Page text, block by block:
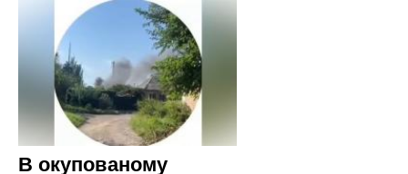
В окупованому